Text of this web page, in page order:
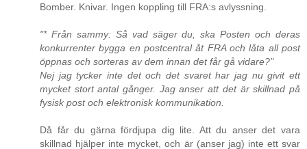
Bomber. Knivar. Ingen koppling till FRA:s avlyssning.
"* Från sammy: Så vad säger du, ska Posten och deras
konkurrenter bygga en postcentral åt FRA och låta all post
öppnas och sorteras av dem innan det får gå vidare?"
Nej jag tycker inte det och det svaret har jag nu givit ett
mycket stort antal gånger. Jag anser att det är skillnad på
fysisk post och elektronisk kommunikation.
Då får du gärna fördjupa dig lite. Att du anser det vara
skillnad hjälper inte mycket, och är (anser jag) inte ett svar